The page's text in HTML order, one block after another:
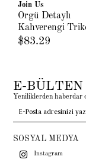
Join Us
Örgü Detaylı
Kahverengi
$83.29
E-BÜLTEN
Yeniliklerden haberdar
SOSYAL MEDYA
Instagram